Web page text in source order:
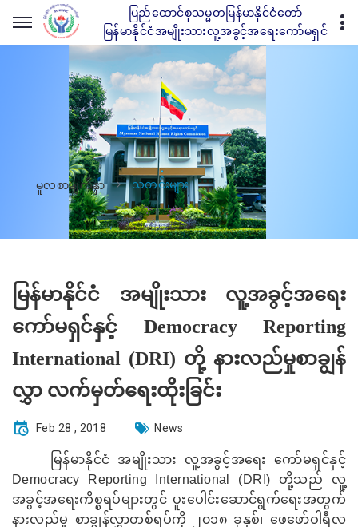
ပြည်ထောင်စုသမ္မတမြန်မာနိုင်ငံတော်
မြန်မာနိုင်ငံအမျိုးသားလူ့အခွင့်အရေးကော်မရှင်
မူလစာမျက်နှာ သတင်းများ
မြန်မာနိုင်ငံ အမျိုးသား လူ့အခွင့်အရေး
ကော်မရှင်နှင့် Democracy Reporting
International (DRI) တို့ နားလည်မှုစာချွန်
လွှာ လက်မှတ်ရေးထိုးခြင်း
Feb 28 , 2018 News
မြန်မာနိုင်ငံ အမျိုးသား လူ့အခွင့်အရေး ကော်မရှင်နှင့်
Democracy Reporting International (DRI) တို့သည် လူ့
အခွင့်အရေးကိစ္စရပ်များတွင် ပူးပေါင်းဆောင်ရွက်ရေးအတွက်
နားလည်မှု စာချွန်လွှာတစ်ရပ်ကို ၂၀၁၈ ခုနှစ်၊ ဖေဖော်ဝါရီလ